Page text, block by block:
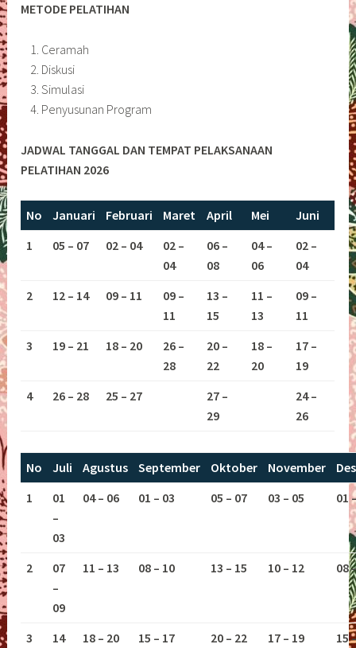
METODE PELATIHAN
Ceramah
Diskusi
Simulasi
Penyusunan Program
JADWAL TANGGAL DAN TEMPAT PELAKSANAAN
PELATIHAN 2026
No Januari Februari Maret April Mei
Juni
1
05 – 07 02 – 04
02 –
04
06 –
08
04 –
06
02 –
04
2
12 – 14 09 – 11
09 –
11
13 –
15
11 –
13
09 –
11
3
19 – 21 18 – 20
26 –
28
20 –
22
18 –
20
17 –
19
4
26 – 28 25 – 27
27 –
29
24 –
26
No Juli Agustus September Oktober November
1
01
–
03
04 – 06 01 – 03 05 – 07 03 – 05 01
2
07
–
09
11 – 13 08 – 10 13 – 15 10 – 12 08
3 14 18 – 20 15 – 17 20 – 22 17 – 19 15